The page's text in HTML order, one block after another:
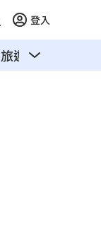
登入
旅遊 汽車